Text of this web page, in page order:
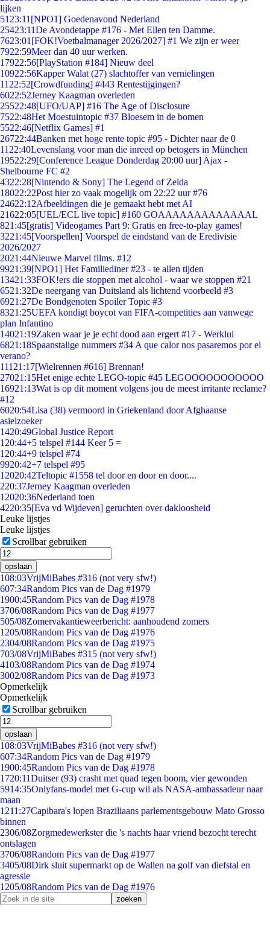
lijken
51 23:11 [NPO1] Goedenavond Nederland
25423:11De Avondetappe #176 - Met Ellen ten Damme.
7623:01 [FOK!Voetbalmanager 2026/2027] #1 We zijn er weer
7922:59Meer dan 40 uur werken.
17922:56[PlayStation #184] Nieuw deel
10922:56Kapper Walat (27) slachtoffer van vernielingen
11 22:52[Crowdfunding] #443 Rentestijgingen?
6022:52Jerney Kaagman overleden
25522:48[UFO/UAP] #16 The Age of Disclosure
7522:48Het Moestuintopic #37 Bloesem in de bomen
5522:46[Netflix Games] #1
26722:44Banken met hoge rente topic #95 - Dichter naar de 0
11 22:40Levenslang voor man die inreed op betogers in München
19522:29[Conference League Donderdag 20:00 uur] Ajax -
Shelbourne FC #2
4322:28[Nintendo & Sony] The Legend of Zelda
18022:22Post hier zo vaak mogelijk om 22:22 uur #76
24622:12Afbeeldingen die je gemaakt hebt met AI
21622:05[UEL/ECL live topic] #160 GOAAAAAAAAAAAAAL
821:45[gratis] Videogames Part 9: Gratis en free-to-play games!
3221:45[Voorspellen] Voorspel de eindstand van de Eredivisie
2026/2027
2021:44Nieuwe Marvel films. #12
9921:39[NPO1] Het Familiediner #23 - te allen tijden
13421:33FOK!ers die stoppen met alcohol - waar we stoppen #21
6521:32De neergang van Duitsland als lichtend voorbeeld #3
6921:27De Bondgenoten Spoiler Topic #3
8321:25UEFA kondigt boycot van FIFA-competities aan vanwege
plan Infantino
14021:19Zaken waar je je echt dood aan ergert #17 - Werklui
6821:18Spaanstalige nummers #34 A que calor nos pasaremos por el
verano?
111 21:17[Wielrennen #616] Brennan!
27021:15Het enige echte LEGO-topic #45 LEGOOOOOOOOOOO
16921:13Wat is op dit moment volgens jou de meest irritante reclame?
#12
6020:54Lisa (38) vermoord in Griekenland door Afghaanse
asielzoeker
1420:49Global Justice Report
1 20:44+5 telspel #144 Keer 5 =
1 20:44+9 telspel #74
9920:42+7 telspel #95
12020:42Teltopic #1558 tel door en door en door....
220:37Jerney Kaagman overleden
12020:36Nederland toen
4220:35[Eva vd Wijdeven] geruchten over dakloosheid
Leuke lijstjes
Leuke lijstjes
Scrollbar gebruiken
opslaan
108:03VrijMiBabes #316 (not very sfw!)
607:34Random Pics van de Dag #1979
1900:45Random Pics van de Dag #1978
3706/08Random Pics van de Dag #1977
505/08Zomervakantieweerbericht: aanhoudend zomers
1205/08Random Pics van de Dag #1976
2304/08Random Pics van de Dag #1975
703/08VrijMiBabes #315 (not very sfw!)
4103/08Random Pics van de Dag #1974
3002/08Random Pics van de Dag #1973
Opmerkelijk
Opmerkelijk
Scrollbar gebruiken
opslaan
108:03VrijMiBabes #316 (not very sfw!)
607:34Random Pics van de Dag #1979
1900:45Random Pics van de Dag #1978
1720:11Duitser (93) crasht met quad tegen boom, vier gewonden
5914:35Onlyfans-model met G-cup wil als NASA-ambassadeur naar
maan
1211:27Capibara's lopen Braziliaans parlementsgebouw Mato Grosso
binnen
2306/08Zorgmedewerkster die 's nachts haar vriend bezocht terecht
ontslagen
3706/08Random Pics van de Dag #1977
3405/08Dirk sluit supermarkt op de Wallen na golf van diefstal en
agressie
1205/08Random Pics van de Dag #1976